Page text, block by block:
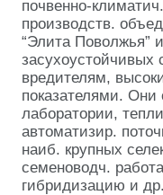
почвенно-
производств.
“Элита Поволжья”
засухоустойчивых
вредителям,
показателями.
лаборатории,
автоматизир.
наиб. крупных
семеноводч.
гибридизацию и